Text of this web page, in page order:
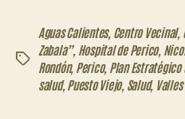
Etiquetas
Aguas Calientes, Centro Vecinal,
Zabala”, Hospital de Perico,
Rondón, Perico, Plan Estratégico
salud, Puesto Viejo, Salud, Valles